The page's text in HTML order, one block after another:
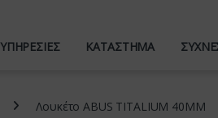
ΥΠΗΡΕΣΙΕΣ ΚΑΤΑΣΤΗΜΑ
Λουκέτο ABUS TITALIUM 40MM